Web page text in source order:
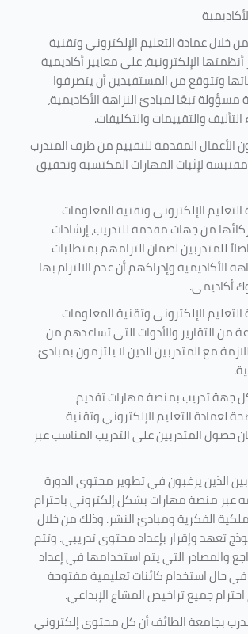
خلال عمادة التعليم الإلكتروني وتقنية
الإلكترونية، على معايير أكاديمية
وتتوقع من المستفيدين أن يتصرفوا
مسؤولة تبعًا لمبادئ النزاهة الأكاديمية،
والتقييمات والتكليفات.
الأعمال المقدمة للتقييم من طرف المتدرب
مقتبسة لإثبات المهارات المكتسبة وتحقيق
الإلكتروني وتقنية المعلومات
من جهات مقدمة للتدريب، إرشادات
للمتدربين لضمان التزامهم بمتطلبات
الأكاديمية وإدراكهم أن عدم الالتزام بها
أكاديمي.
الإلكتروني وتقنية المعلومات
من التقارير والأدوات التي تساعدهم من
مع المتدربين الذين لا يلتزمون بمبادئ
جهة تدريب بمنصة مهارات تقديم
لعمادة التعليم الإلكتروني وتقنية
حصول المتدربين على التدريب المناسب عبر
الذين يرغبون في تطوير محتوى الدورة
عبر منصة مهارات بشكل إلكتروني باحترام
الفكرية ومبادئ النشر. وذلك من خلال
تعهد وإقرار بإعداد محتوى تدريبي. وتتم
والمصادر التي يتم استخدامها في إعداد
في حال استخدام كائنات تعليمية مفتوحة
جميع تراخيص المشاع الإبداعي.
بجامعة الطائف أن كل محتوى إلكتروني